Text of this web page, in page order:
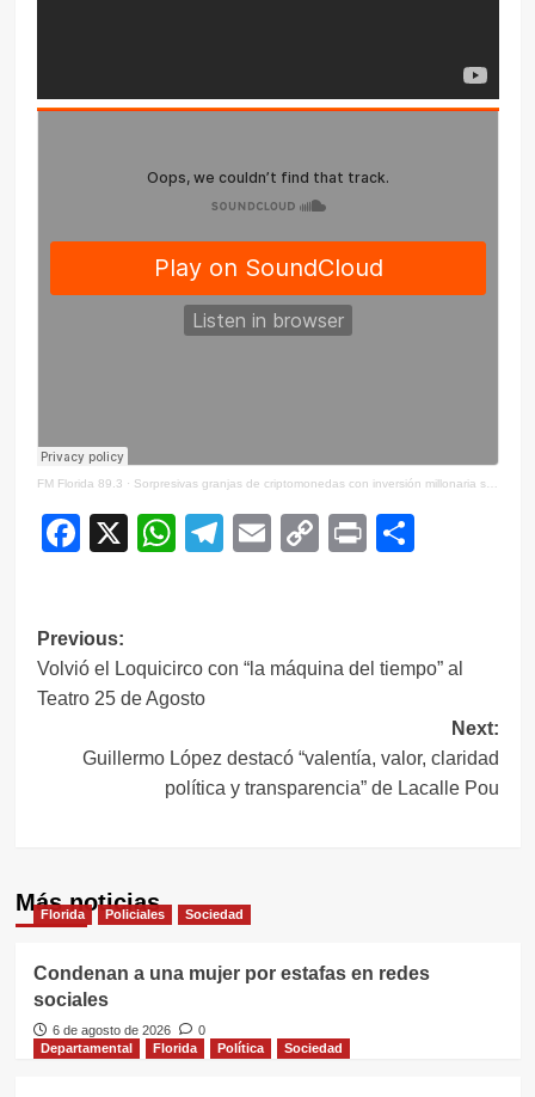
FM Florida 89.3 · Sorpresivas granjas de criptomonedas con inversión millonaria se instalaron en Florida
Facebook
X WhatsApp
Telegram
EmailCopy
Print
Navegación
de
entradas
Previous:
Volvió el Loquicirco con “la máquina del tiempo” al
Teatro 25 de Agosto
Next:
Guillermo López destacó “valentía, valor, claridad
política y transparencia” de Lacalle Pou
Más noticias
Florida Policiales Sociedad
Condenan a una mujer por estafas en redes
sociales
6 de agosto de 2026
0
Departamental
Florida Política Sociedad